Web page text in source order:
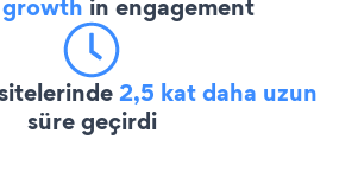
in engagement
2,5 kat daha uzun
süre geçirdi